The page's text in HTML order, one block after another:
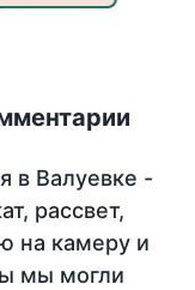
в Валуевке -
рассвет,
на камеру и
мы могли